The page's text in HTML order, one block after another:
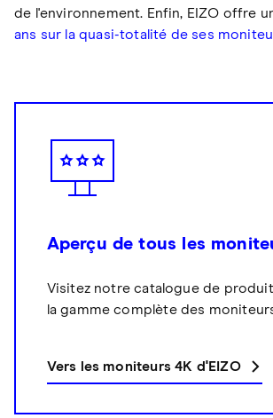
de l'environnement. Enfin, EIZO offre
ans sur la quasi-totalité de ses
Aperçu de tous les
Visitez notre catalogue de
la gamme complète des
Vers les moniteurs 4K d'EIZO